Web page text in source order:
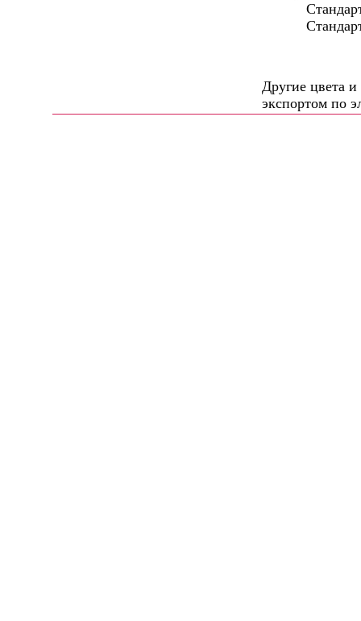
Другие цвета
экспортом по